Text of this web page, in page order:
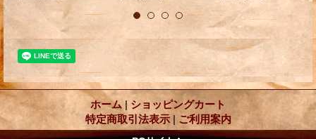
ホーム | ショッピングカート
特定商取引法表示 | ご利用案内